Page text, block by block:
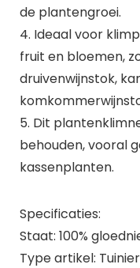
de plantengroei.
4. Ideaal voor
fruit en bloemen,
druivenwijnstok,
5. Dit
behouden, vooral
kassenplanten.
Specificaties:
Staat: 100%
Type artikel: